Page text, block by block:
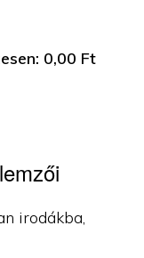
0,00 Ft
irodákba,